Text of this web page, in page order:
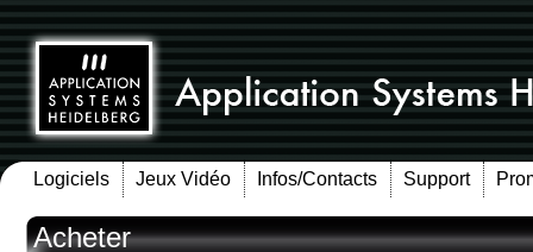
Logiciels Jeux Vidéo Infos/Contacts Support
Acheter